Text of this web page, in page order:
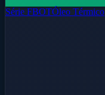
Série FBOTÓleo Térmico